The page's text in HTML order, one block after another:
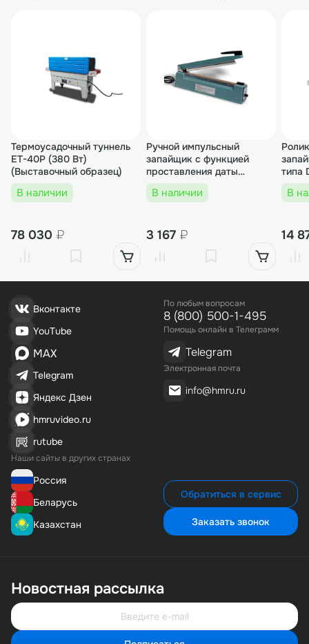
Термоусадочный туннель
ET-40P (380 Вт)
(Выставочный образец)
В наличии
78 030 ₽
Ручной импульсный
запайщик с функцией
проставления даты
(AL.корп.) FS-300B
(Выставочный образец)
В наличии
3 167 ₽
типа
В
14
Вконтакте
YouTube
MAX
Telegram
Яндекс Дзен
hmruvideo.ru
rutube
Наши сайты в других странах
Россия
Беларусь
Казахстан
По любым вопросам
8 (800) 500-1-495
Помощь онлайн в Телеграмм
Telegram
Электронная почта
info@hmru.ru
Обратиться в сервис
Заказать звонок
Новостная рассылка